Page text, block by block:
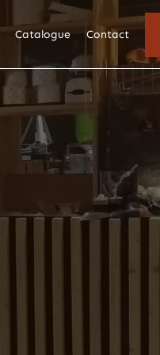
Catalogue Contact